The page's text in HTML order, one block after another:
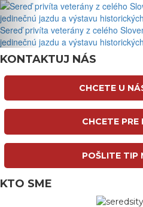
Sereď privíta veterány z celého
jedinečnú jazdu a výstavu
KONTAKTUJ NÁS
CHCETE U
CHCETE PRE
POŠLITE TIP
KTO SME